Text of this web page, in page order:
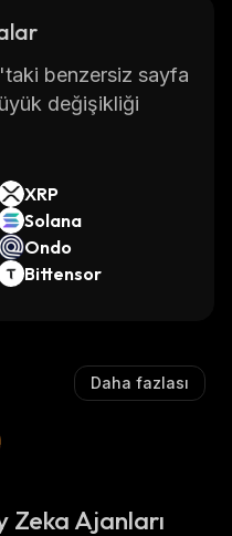
benzersiz sayfa
değişikliği
XRP
Solana
Ondo
Bittensor
Daha fazlası
Zeka Ajanları